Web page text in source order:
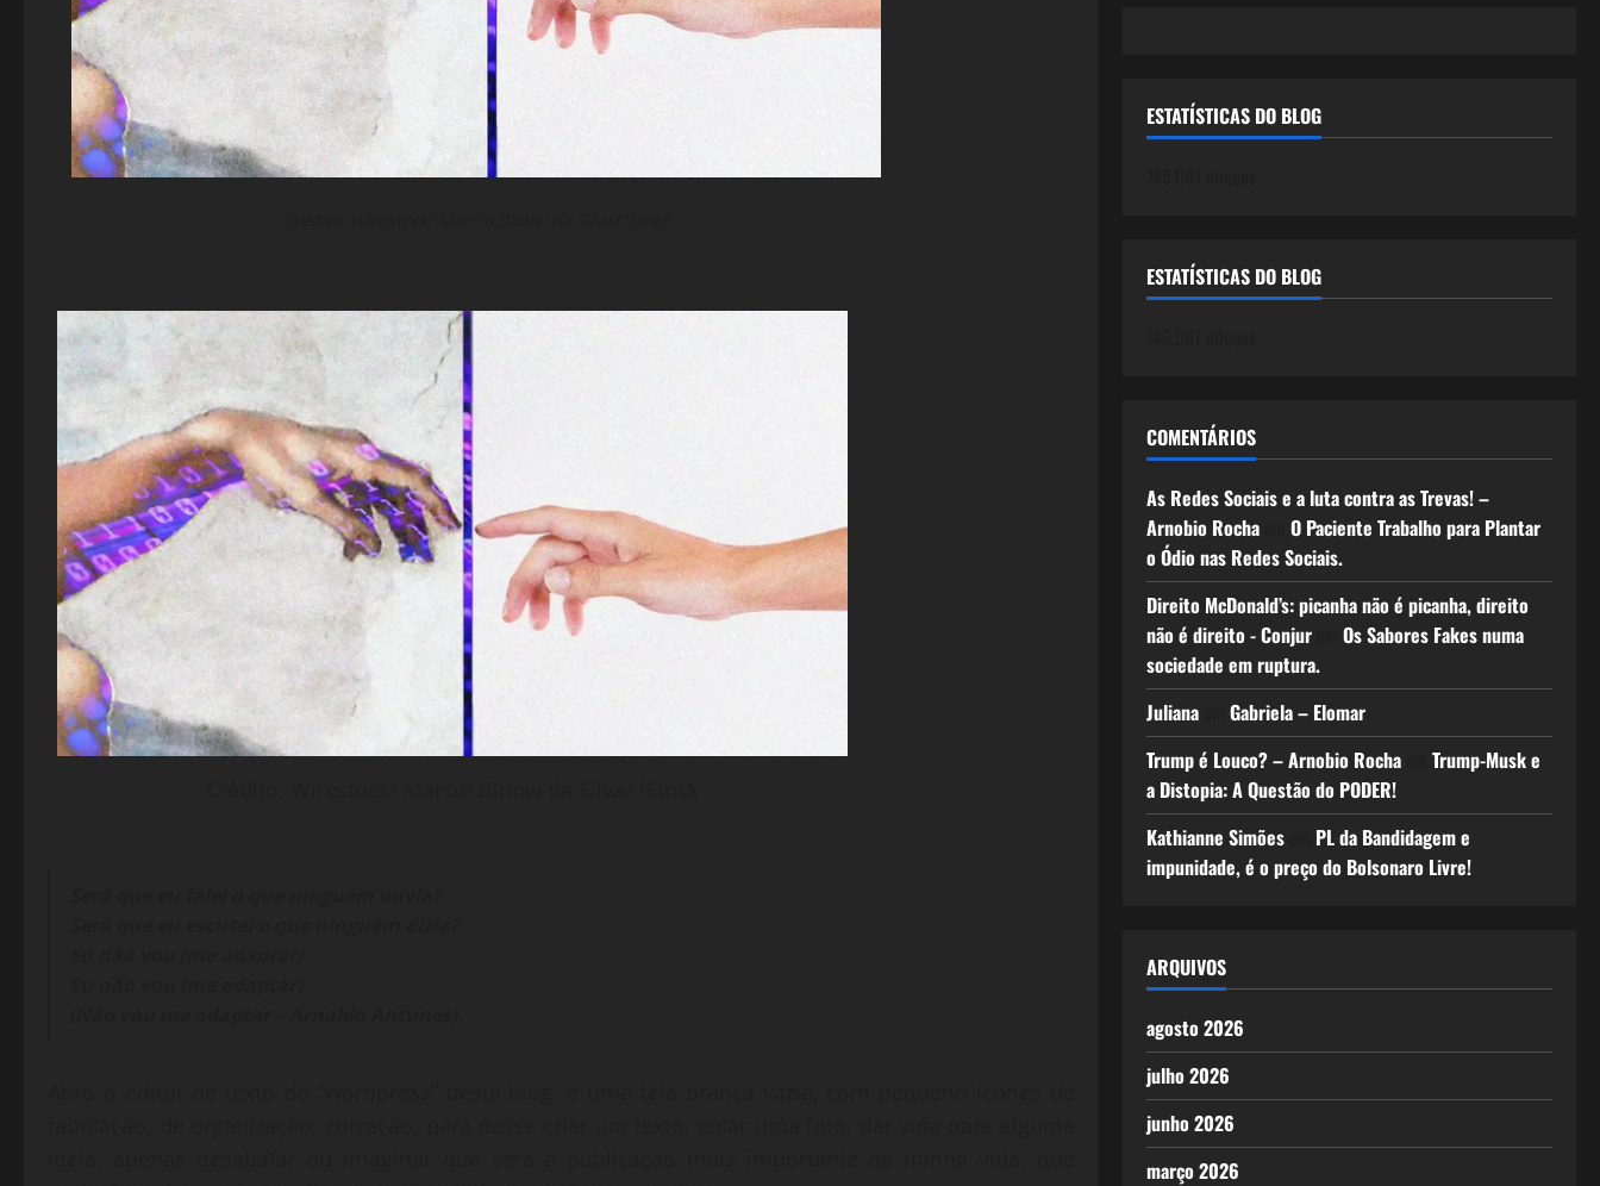
ESTATÍSTICAS DO BLOG
ESTATÍSTICAS DO BLOG
COMENTÁRIOS
As Redes Sociais e a luta contra as Trevas! –
Arnobio Rochaem O Paciente Trabalho para Plantar
o Ódio nas Redes Sociais.
Direito McDonald’s: picanha não é picanha, direito
não é direito - Conjurem Os Sabores Fakes numa
sociedade em ruptura.
Julianaem Gabriela – Elomar
Trump é Louco? – Arnobio Rochaem Trump-Musk e
a Distopia: A Questão do PODER!
Kathianne Simõesem PL da Bandidagem e
impunidade, é o preço do Bolsonaro Livre!
ARQUIVOS
agosto 2026
julho 2026
junho 2026
março 2026